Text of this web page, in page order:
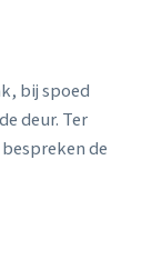
bij spoed
deur. Ter
de